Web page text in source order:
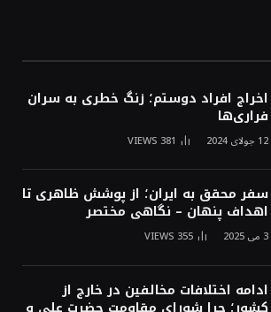
اخراج افراد دوستم؛ زنگ خطری به سران
فراری‌ها
12 جولای 2024 381
VIEWS
سفر محقق به ایران؛ از پوشش ظاهری تا
اهداف پنهان – نگاهی مختصر
3 می 2025 355
VIEWS
ادامه اختلافات مخالفین در خارج از